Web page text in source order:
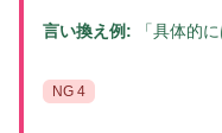
言い換え例: 「具体的
NG 4